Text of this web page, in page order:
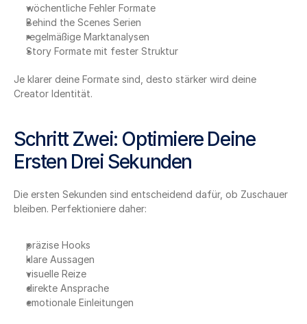
wöchentliche Fehler Formate
Behind the Scenes Serien
regelmäßige Marktanalysen
Story Formate mit fester Struktur
Je klarer deine Formate sind, desto stärker wird deine
Creator Identität.
Schritt Zwei: Optimiere Deine
Ersten Drei Sekunden
Die ersten Sekunden sind entscheidend dafür, ob Zuschauer
bleiben. Perfektioniere daher:
präzise Hooks
klare Aussagen
visuelle Reize
direkte Ansprache
emotionale Einleitungen